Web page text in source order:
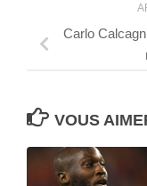
Carlo
VOUS